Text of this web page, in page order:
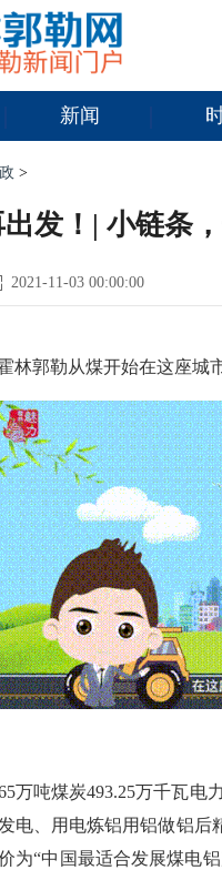
新闻
>
发！| 小链条
2021-11-03 00:00:00
林郭勒从煤开始在这座城
万吨煤炭493.25万千瓦电
电、用电炼铝用铝做铝后
为“中国最适合发展煤电